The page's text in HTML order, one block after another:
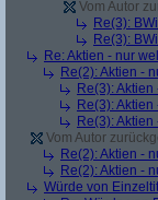
Vom Autor
Re(3):
Re(3):
Re: Aktien - nur
Re(2): Aktien -
Re(3):
Re(3):
Re(3):
Vom Autor
Re(2): Aktien -
Re(2): Aktien -
Würde von